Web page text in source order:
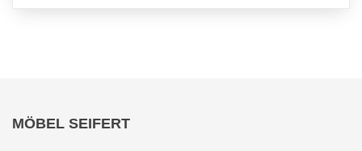
MÖBEL SEIFERT